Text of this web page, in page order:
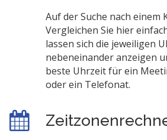
Auf der Suche nach einem
Vergleichen Sie hier
lassen sich die jeweiligen
nebeneinander anzeigen
beste Uhrzeit für ein
oder ein Telefonat.